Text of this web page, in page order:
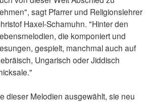
sagt Pfarrer und Religionslehrer
Haxel-Schamuhn. "Hinter den
die komponiert und
gespielt, manchmal auch auf
Ungarisch oder Jiddisch
dieser Melodien ausgewählt, sie neu